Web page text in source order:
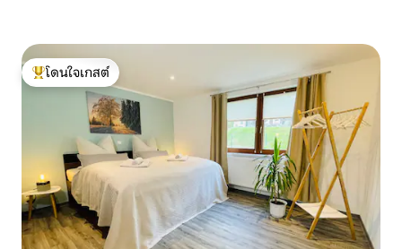
โดนใจเกสต์ที่สุด
โดนใจเกสต์